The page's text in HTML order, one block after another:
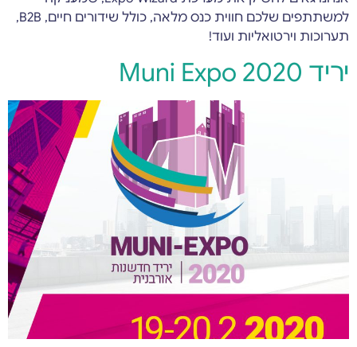
למשתתפים שלכם חווית כנס מלאה, כולל שידורים חיים, B2B,
תערוכות וירטואליות ועוד!
יריד Muni Expo 2020